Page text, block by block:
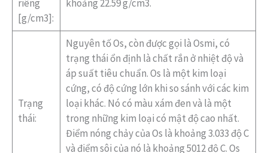
riêng
[g/cm3]:
khoảng 22.59 g/cm3.
Trạng
thái:
Nguyên tố Os, còn được gọi là Osmi, có
trạng thái ổn định là chất rắn ở nhiệt độ và
áp suất tiêu chuẩn. Os là một kim loại
cứng, có độ cứng lớn khi so sánh với các kim
loại khác. Nó có màu xám đen và là một
trong những kim loại có mật độ cao nhất.
Điểm nóng chảy của Os là khoảng 3.033 độ C
và điểm sôi của nó là khoảng 5012 độ C. Os